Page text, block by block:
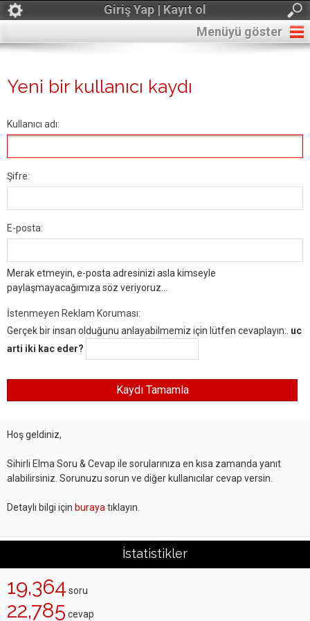
Giriş Yap | Kayıt ol
Menüyü göster
Yeni bir kullanıcı kaydı
Kullanıcı adı:
Şifre:
E-posta:
Merak etmeyin, e-posta adresinizi asla kimseyle
paylaşmayacağımıza söz veriyoruz...
İstenmeyen Reklam Koruması:
Gerçek bir insan olduğunu anlayabilmemiz için lütfen cevaplayın:. uc
arti iki kac eder?
Hoş geldiniz,
Sihirli Elma Soru & Cevap ile sorularınıza en kısa zamanda yanıt
alabilirsiniz. Sorunuzu sorun ve diğer kullanıcılar cevap versin.
Detaylı bilgi için buraya tıklayın.
İstatistikler
19,364 soru
22,785 cevap